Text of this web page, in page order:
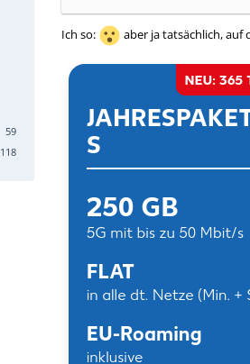
59
118
Ich so: aber ja tatsächlich, auf